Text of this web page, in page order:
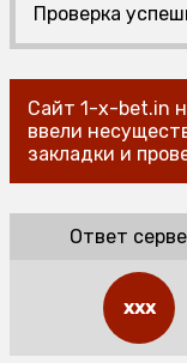
Проверка
Сайт 1-x-bet.in
ввели
закладки и
Ответ
xxx